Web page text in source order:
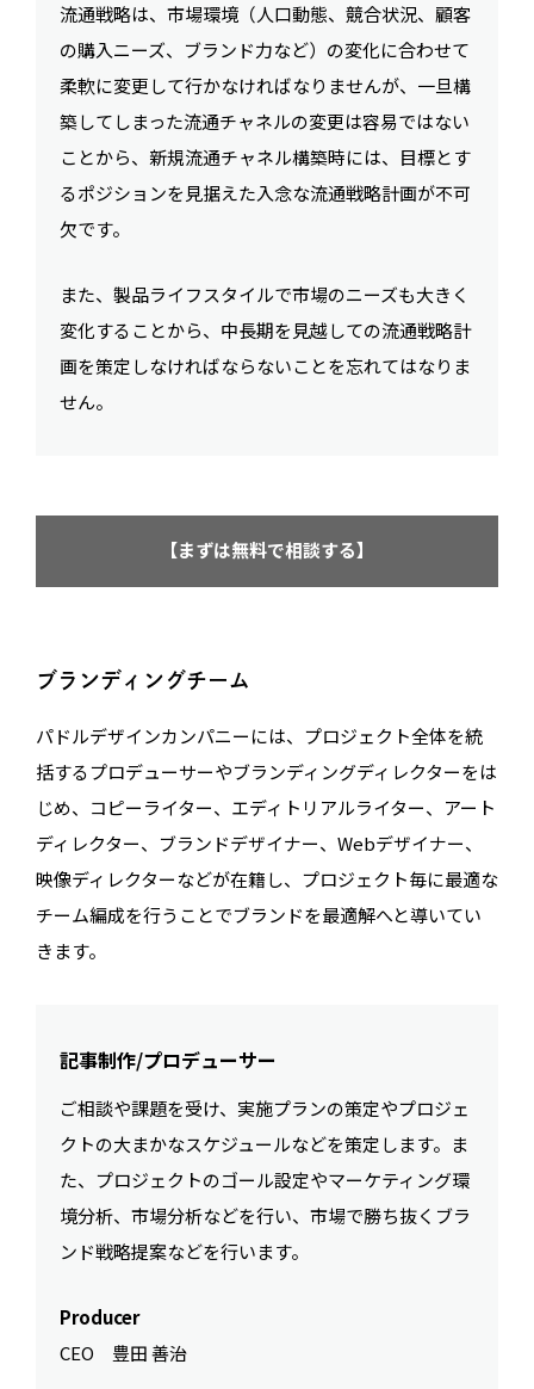
流通戦略は、市場環境（人口動態、競合状況、顧客
の購入ニーズ、ブランド力など）の変化に合わせて
柔軟に変更して行かなければなりませんが、一旦構
築してしまった流通チャネルの変更は容易ではない
ことから、新規流通チャネル構築時には、目標とす
るポジションを見据えた入念な流通戦略計画が不可
欠です。
また、製品ライフスタイルで市場のニーズも大きく
変化することから、中長期を見越しての流通戦略計
画を策定しなければならないことを忘れてはなりま
せん。
【まずは無料で相談する】
ブランディングチーム
パドルデザインカンパニーには、プロジェクト全体を統
括するプロデューサーやブランディングディレクターをは
じめ、コピーライター、エディトリアルライター、アート
ディレクター、ブランドデザイナー、Webデザイナー、
映像ディレクターなどが在籍し、プロジェクト毎に最適な
チーム編成を行うことでブランドを最適解へと導いてい
きます。
記事制作/プロデューサー
ご相談や課題を受け、実施プランの策定やプロジェ
クトの大まかなスケジュールなどを策定します。ま
た、プロジェクトのゴール設定やマーケティング環
境分析、市場分析などを行い、市場で勝ち抜くブラ
ンド戦略提案などを行います。
Producer
CEO 豊田 善治